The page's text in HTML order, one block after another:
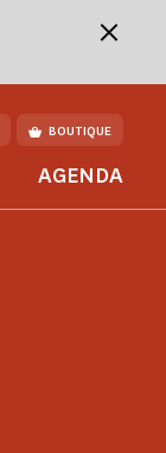
BOUTIQUE
AGENDA